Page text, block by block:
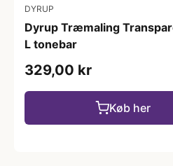
DYRUP
Dyrup Træmaling
L tonebar
329,00 kr
Køb her